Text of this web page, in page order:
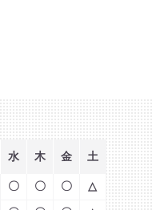
水 木 金 土
〇 〇 〇 △